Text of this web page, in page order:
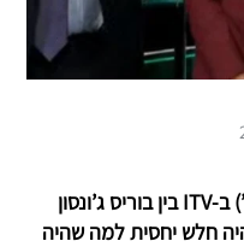
הדיבייט הראשון, שהתקיים אמש (ג’) ב-ITV בין בוריס ג’ונסון
היה חלש יחסית למה שהיה